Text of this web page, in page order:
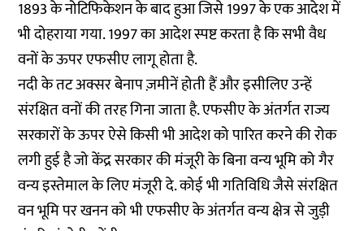
1893 के नोटिफिकेशन के बाद हुआ जिसे 1997 के एक आदेश में
भी दोहराया गया. 1997 का आदेश स्पष्ट करता है कि सभी वैध
वनों के ऊपर एफसीए लागू होता है.
नदी के तट अक्सर बेनाप ज़मीनें होती हैं और इसीलिए उन्हें
संरक्षित वनों की तरह गिना जाता है. एफसीए के अंतर्गत राज्य
सरकारों के ऊपर ऐसे किसी भी आदेश को पारित करने की रोक
लगी हुई है जो केंद्र सरकार की मंजूरी के बिना वन्य भूमि को गैर
वन्य इस्तेमाल के लिए मंजूरी दे. कोई भी गतिविधि जैसे संरक्षित
वन भूमि पर खनन को भी एफसीए के अंतर्गत वन्य क्षेत्र से जुड़ी